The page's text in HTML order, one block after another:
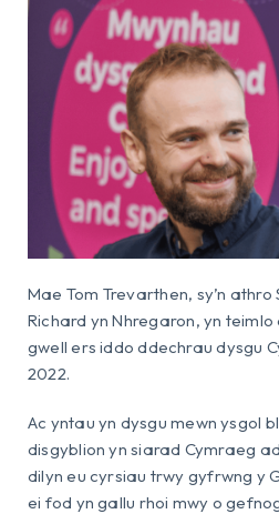
Mae Tom Trevarthen, sy’n
Richard yn Nhregaron, yn
gwell ers iddo ddechrau dysgu
2022.
Ac yntau yn dysgu mewn ysgol
disgyblion yn siarad Cymraeg
dilyn eu cyrsiau trwy gyfrwng y
ei fod yn gallu rhoi mwy o